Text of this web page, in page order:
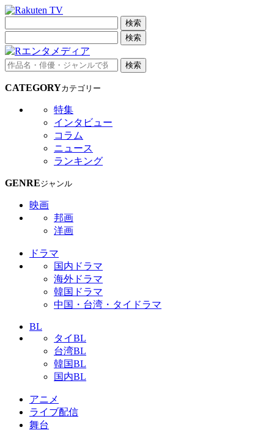
検索
検索
検索
CATEGORYカテゴリー
特集
インタビュー
コラム
ニュース
ランキング
GENREジャンル
映画
邦画
洋画
ドラマ
国内ドラマ
海外ドラマ
韓国ドラマ
中国・台湾・タイドラマ
BL
タイBL
台湾BL
韓国BL
国内BL
アニメ
ライブ配信
舞台